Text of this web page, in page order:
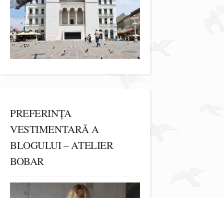
PREFERINȚA
VESTIMENTARĂ A
BLOGULUI – ATELIER
BOBAR